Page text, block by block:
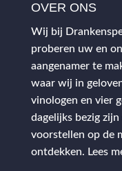
OVER ONS
Wij bij
proberen uw en
aangenamer te
waar wij in
vinologen en vier
dagelijks bezig
voorstellen op de
ontdekken. Lees